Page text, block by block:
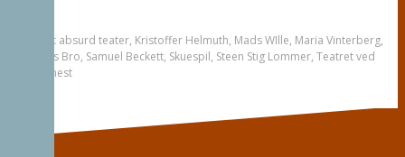
Tagget absurd teater, Kristoffer Helmuth, Mads WIlle, Maria Vinterberg,
Nicolas Bro, Samuel Beckett, Skuespil, Steen Stig Lommer, Teatret ved
sorte hest